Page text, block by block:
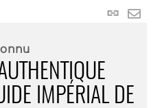
Lien
IMPÉRIAL DE